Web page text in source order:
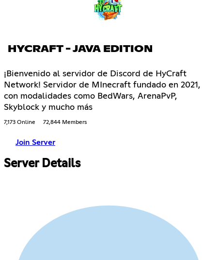
HYCRAFT - JAVA EDITION
¡Bienvenido al servidor de Discord de HyCraft
Network! Servidor de MInecraft fundado en 2021,
con modalidades como BedWars, ArenaPvP,
Skyblock y mucho más
7,173 Online 72,844 Members
Join Server
Server Details